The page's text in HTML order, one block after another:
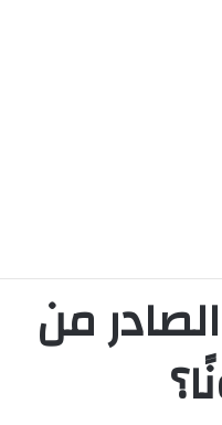
من